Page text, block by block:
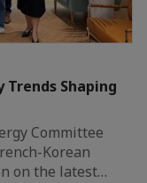
Shaping
Committee
Korean
on the latest…